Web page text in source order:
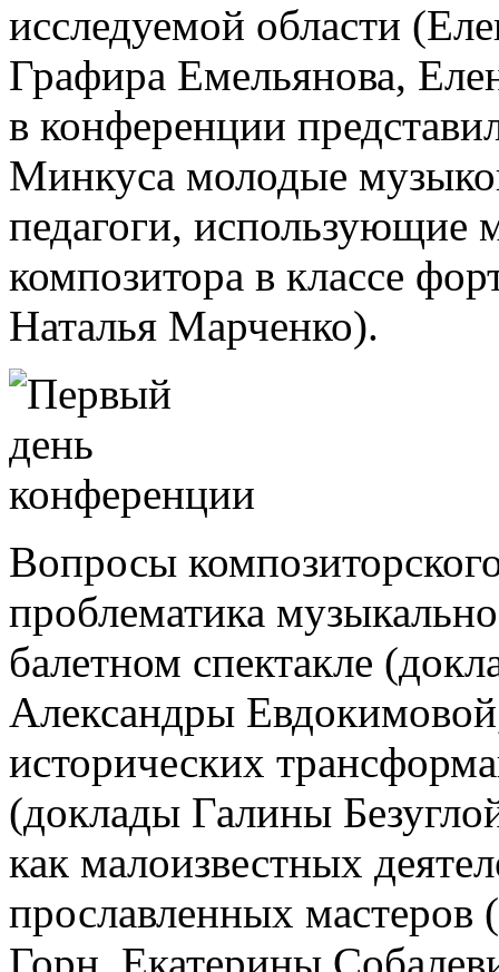
исследуемой области
Графира Емельянова,
в конференции
Минкуса молодые
педагоги, использующие
композитора в классе
Наталья Марченко).
Вопросы
проблематика
балетном спектакле
Александры
исторических
(доклады Галины
как малоизвестных
прославленных